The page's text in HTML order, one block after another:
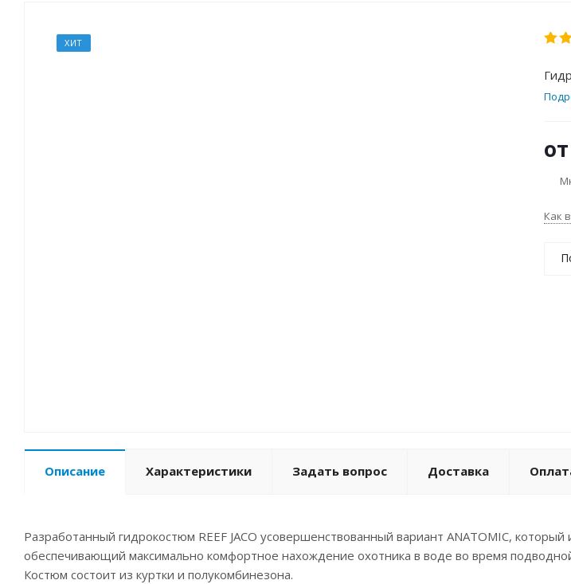
ХИТ
от
Как
Описание Характеристики Задать вопрос Доставка
Разработанный гидрокостюм REEF JACO усовершенствованный вариант ANATOMIC,
обеспечивающий максимально комфортное нахождение охотника в воде во время
Костюм состоит из куртки и полукомбинезона.